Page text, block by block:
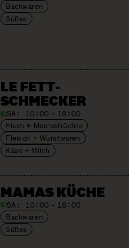
Backwaren
Süßes
LE FETT­
SCHMECKER
SA: 10:00 – 18:00
Fisch + Meeresfrüchte
Fleisch + Wurstwaren
Käse + Milch
MAMAS KÜCHE
SA: 10:00 – 18:00
Backwaren
Süßes